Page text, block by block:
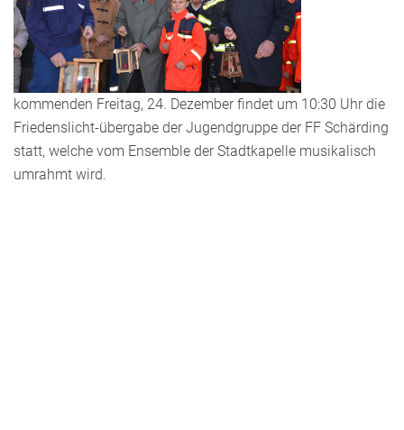
kommenden Freitag, 24. Dezember findet um 10:30 Uhr die
Friedenslicht-übergabe der Jugendgruppe der FF Schärding
statt, welche vom Ensemble der Stadtkapelle musikalisch
umrahmt wird.